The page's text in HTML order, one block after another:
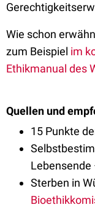
Wie schon
zum Beispiel im
Ethikmanual des
Quellen und
15 Punkte
Lebensende
Sterben in